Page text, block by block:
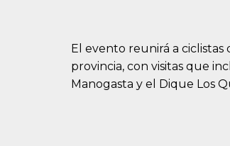
El evento reunirá a
provincia, con visitas que
Manogasta y el Dique Los